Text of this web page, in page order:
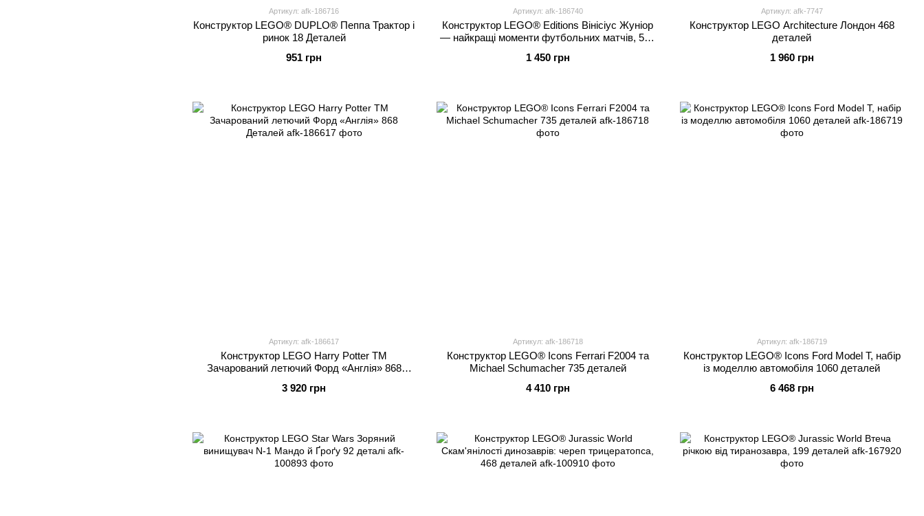
Артикул: afk-186716
Конструктор LEGO® DUPLO® Пеппа Трактор і
ринок 18 Деталей
951 грн
Артикул: afk-186740
Конструктор LEGO® Editions Вінісіус Жуніор
— найкращі моменти футбольних матчів, 510
1 450 грн
Артикул: afk-7747
Конструктор LEGO Architecture Лондон 468
деталей
1 960 грн
Артикул: afk-186617
Конструктор LEGO Harry Potter TM
Зачарований летючий Форд «Англія» 868
3 920 грн
Артикул: afk-186718
Конструктор LEGO® Icons Ferrari F2004 та
Michael Schumacher 735 деталей
4 410 грн
Артикул: afk-186719
Конструктор LEGO® Icons Ford Model T, набір
із моделлю автомобіля 1060 деталей
6 468 грн